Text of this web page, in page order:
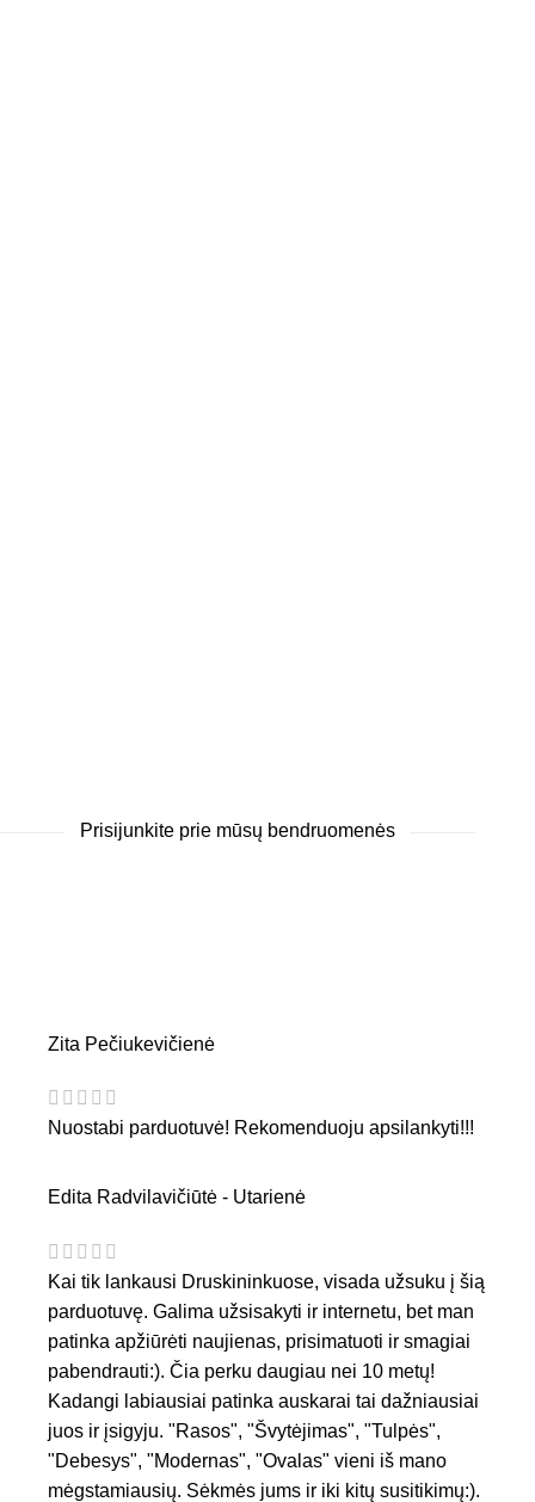
Prisijunkite prie mūsų bendruomenės
Zita Pečiukevičienė
Nuostabi parduotuvė! Rekomenduoju apsilankyti!!!
Edita Radvilavičiūtė - Utarienė
Kai tik lankausi Druskininkuose, visada užsuku į šią
parduotuvę. Galima užsisakyti ir internetu, bet man
patinka apžiūrėti naujienas, prisimatuoti ir smagiai
pabendrauti:). Čia perku daugiau nei 10 metų!
Kadangi labiausiai patinka auskarai tai dažniausiai
juos ir įsigyju. "Rasos", "Švytėjimas", "Tulpės",
"Debesys", "Modernas", "Ovalas" vieni iš mano
mėgstamiausių. Sėkmės jums ir iki kitų susitikimų:).